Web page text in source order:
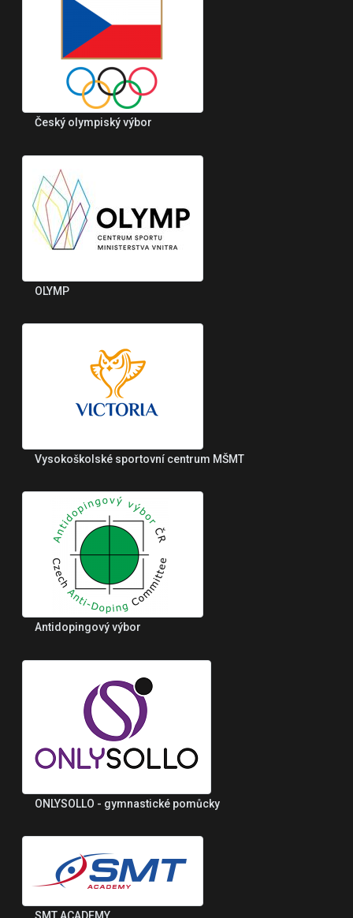
Český olympiský výbor
OLYMP
Vysokoškolské sportovní centrum MŠMT
Antidopingový výbor
ONLYSOLLO - gymnastické pomůcky